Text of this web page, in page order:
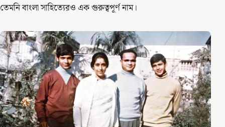
তেমনি বাংলা সাহিত্যেরও এক গুরুত্বপূর্ণ নাম।